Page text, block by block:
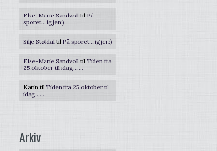
Else-Marie Sandvoll til På
sporet….igjen:)
Silje Støldal til På sporet….igjen:)
Else-Marie Sandvoll tilTiden fra
25.oktober til idag…….
Karin tilTiden fra 25.oktober til
idag…….
Arkiv